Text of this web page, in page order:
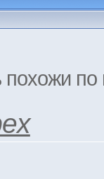
похожи по